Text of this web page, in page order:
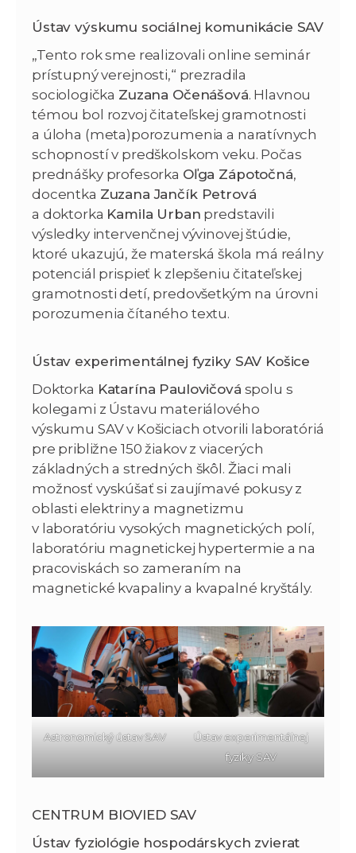
Ústav výskumu sociálnej komunikácie SAV
„Tento rok sme realizovali online seminár
prístupný verejnosti,“ prezradila
sociologička Zuzana Očenášová. Hlavnou
témou bol rozvoj čitateľskej gramotnosti
a úloha (meta)porozumenia a naratívnych
schopností v predškolskom veku. Počas
prednášky profesorka Oľga Zápotočná,
docentka Zuzana Jančík Petrová
a doktorka Kamila Urban predstavili
výsledky intervenčnej vývinovej štúdie,
ktoré ukazujú, že materská škola má reálny
potenciál prispieť k zlepšeniu čitateľskej
gramotnosti detí, predovšetkým na úrovni
porozumenia čítaného textu.
Ústav experimentálnej fyziky SAV Košice
Doktorka Katarína Paulovičová spolu s
kolegami z Ústavu materiálového
výskumu SAV v Košiciach otvorili laboratóriá
pre približne 150 žiakov z viacerých
základných a stredných škôl. Žiaci mali
možnosť vyskúšať si zaujímavé pokusy z
oblasti elektriny a magnetizmu
v laboratóriu vysokých magnetických polí,
laboratóriu magnetickej hypertermie a na
pracoviskách so zameraním na
magnetické kvapaliny a kvapalné kryštály.
Astronomický ústav SAV
Ústav experimentálnej
fyziky SAV
CENTRUM BIOVIED SAV
Ústav fyziológie hospodárskych zvierat